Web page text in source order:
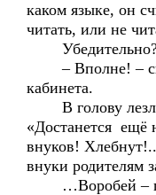
каком языке, он
читать, или не
– Вполне! –
кабинета.
В голову
«Достанется ещё
внуков!
внуки родителям
…Воробей –